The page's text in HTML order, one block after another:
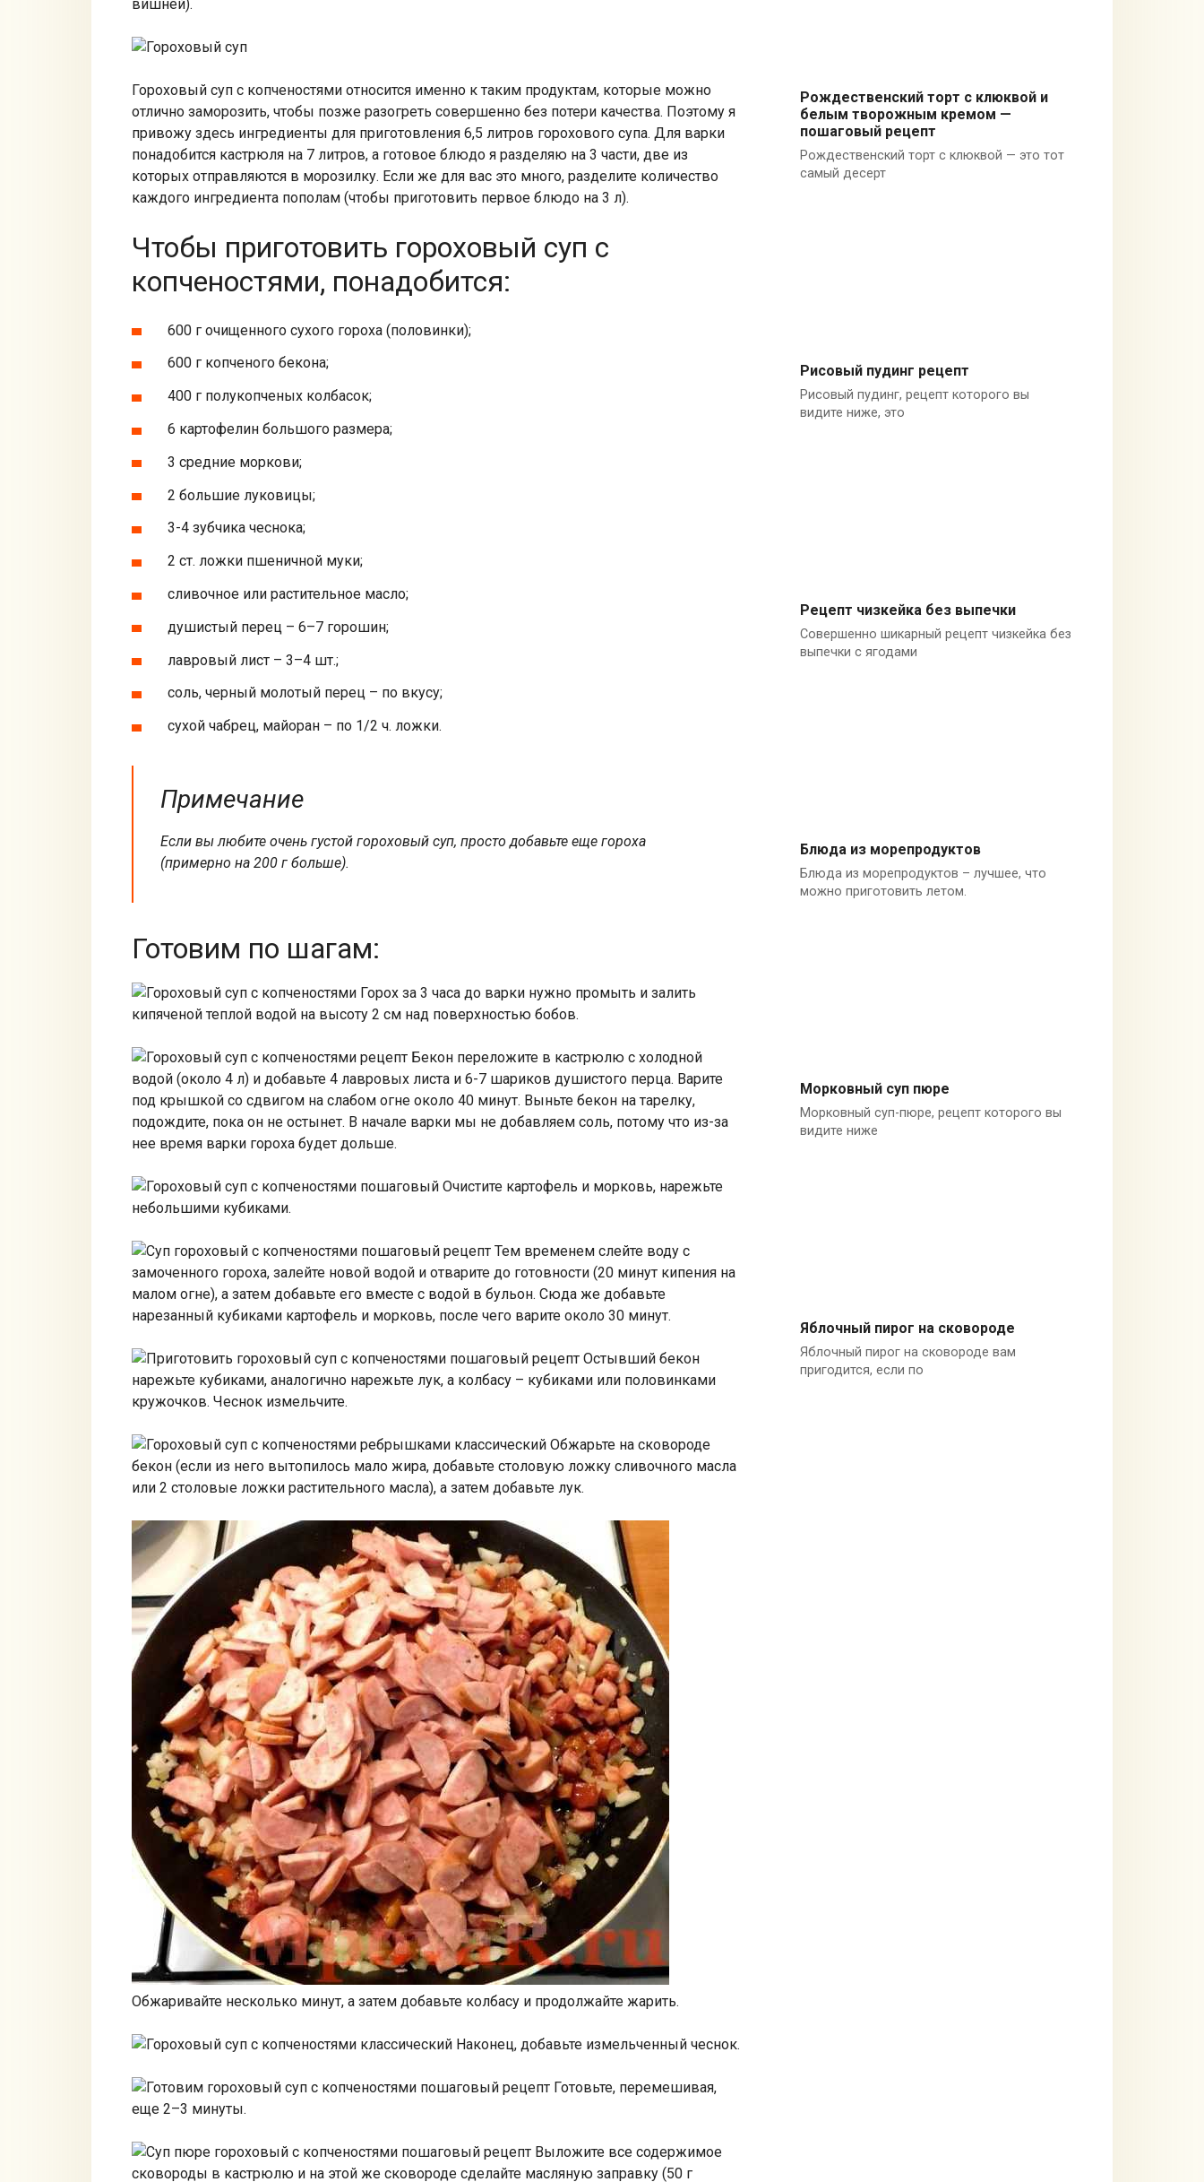
вишней).
Гороховый суп с копченостями относится именно к таким продуктам, которые можно
отлично заморозить, чтобы позже разогреть совершенно без потери качества. Поэтому я
привожу здесь ингредиенты для приготовления 6,5 литров горохового супа. Для варки
понадобится кастрюля на 7 литров, а готовое блюдо я разделяю на 3 части, две из
которых отправляются в морозилку. Если же для вас это много, разделите количество
каждого ингредиента пополам (чтобы приготовить первое блюдо на 3 л).
Чтобы приготовить гороховый суп с
копченостями, понадобится:
600 г очищенного сухого гороха (половинки);
600 г копченого бекона;
400 г полукопченых колбасок;
6 картофелин большого размера;
3 средние моркови;
2 большие луковицы;
3-4 зубчика чеснока;
2 ст. ложки пшеничной муки;
сливочное или растительное масло;
душистый перец – 6–7 горошин;
лавровый лист – 3–4 шт.;
соль, черный молотый перец – по вкусу;
сухой чабрец, майоран – по 1/2 ч. ложки.
Примечание
Если вы любите очень густой гороховый суп, просто добавьте еще гороха
(примерно на 200 г больше).
Готовим по шагам:
Горох за 3 часа до варки нужно промыть и залить
кипяченой теплой водой на высоту 2 см над поверхностью бобов.
Бекон переложите в кастрюлю с холодной
водой (около 4 л) и добавьте 4 лавровых листа и 6-7 шариков душистого перца. Варите
под крышкой со сдвигом на слабом огне около 40 минут. Выньте бекон на тарелку,
подождите, пока он не остынет. В начале варки мы не добавляем соль, потому что из-за
нее время варки гороха будет дольше.
Очистите картофель и морковь, нарежьте
небольшими кубиками.
Тем временем слейте воду с
замоченного гороха, залейте новой водой и отварите до готовности (20 минут кипения на
малом огне), а затем добавьте его вместе с водой в бульон. Сюда же добавьте
нарезанный кубиками картофель и морковь, после чего варите около 30 минут.
Остывший бекон
нарежьте кубиками, аналогично нарежьте лук, а колбасу – кубиками или половинками
кружочков. Чеснок измельчите.
Обжарьте на сковороде
бекон (если из него вытопилось мало жира, добавьте столовую ложку сливочного масла
или 2 столовые ложки растительного масла), а затем добавьте лук.
Обжаривайте несколько минут, а затем добавьте колбасу и продолжайте жарить.
Наконец, добавьте измельченный чеснок.
Готовьте, перемешивая,
еще 2–3 минуты.
Выложите все содержимое
сковороды в кастрюлю и на этой же сковороде сделайте масляную заправку (50 г
Торты
Рождественский торт с клюквой и
белым творожным кремом —
пошаговый рецепт
Рождественский торт с клюквой — это тот
самый десерт
Блюда из риса
Рисовый пудинг рецепт
Рисовый пудинг, рецепт которого вы
видите ниже, это
Торты
Рецепт чизкейка без выпечки
Совершенно шикарный рецепт чизкейка без
выпечки с ягодами
Рыба в мультиварке
Блюда из морепродуктов
Блюда из морепродуктов – лучшее, что
можно приготовить летом.
Овощи
Морковный суп пюре
Морковный суп-пюре, рецепт которого вы
видите ниже
Пироги и пицца
Яблочный пирог на сковороде
Яблочный пирог на сковороде вам
пригодится, если по